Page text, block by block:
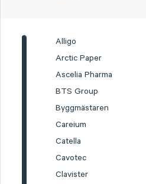
Alligo
Arctic Paper
Ascelia Pharma
BTS Group
Byggmästaren
Careium
Catella
Cavotec
Clavister